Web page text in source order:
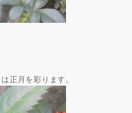
正月を彩ります。